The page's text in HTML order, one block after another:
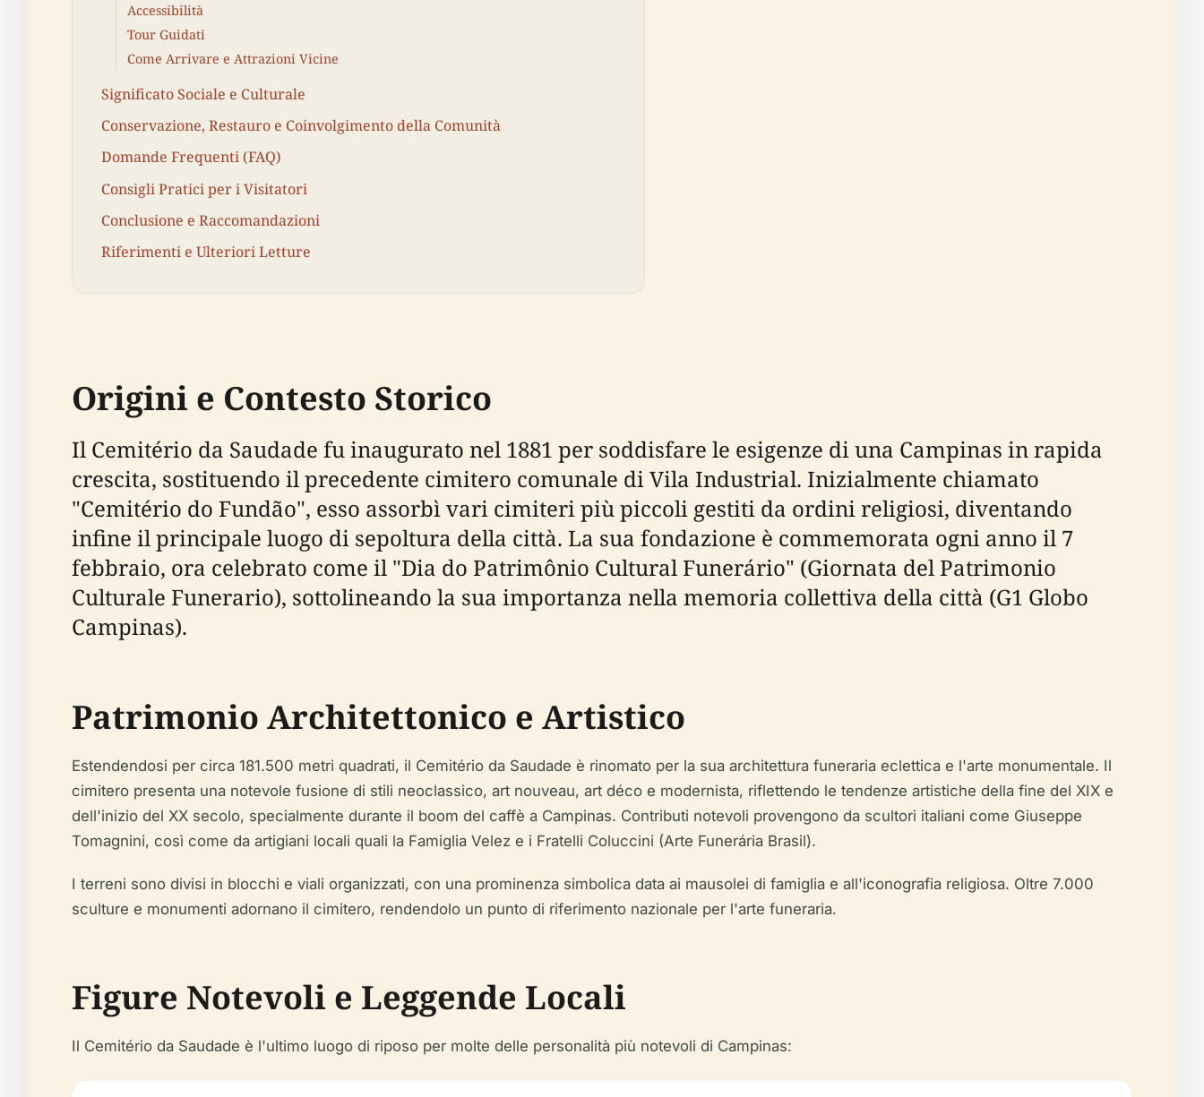
Accessibilità
Tour Guidati
Come Arrivare e Attrazioni Vicine
Significato Sociale e Culturale
Conservazione, Restauro e Coinvolgimento della Comunità
Domande Frequenti (FAQ)
Consigli Pratici per i Visitatori
Conclusione e Raccomandazioni
Riferimenti e Ulteriori Letture
Origini e Contesto Storico
Il Cemitério da Saudade fu inaugurato nel 1881 per soddisfare le esigenze di una Campinas in rapida
crescita, sostituendo il precedente cimitero comunale di Vila Industrial. Inizialmente chiamato
"Cemitério do Fundão", esso assorbì vari cimiteri più piccoli gestiti da ordini religiosi, diventando
infine il principale luogo di sepoltura della città. La sua fondazione è commemorata ogni anno il 7
febbraio, ora celebrato come il "Dia do Patrimônio Cultural Funerário" (Giornata del Patrimonio
Culturale Funerario), sottolineando la sua importanza nella memoria collettiva della città (G1 Globo
Campinas).
Patrimonio Architettonico e Artistico
Estendendosi per circa 181.500 metri quadrati, il Cemitério da Saudade è rinomato per la sua architettura funeraria eclettica e l'arte monumentale. Il
cimitero presenta una notevole fusione di stili neoclassico, art nouveau, art déco e modernista, riflettendo le tendenze artistiche della fine del XIX e
dell'inizio del XX secolo, specialmente durante il boom del caffè a Campinas. Contributi notevoli provengono da scultori italiani come Giuseppe
Tomagnini, così come da artigiani locali quali la Famiglia Velez e i Fratelli Coluccini (Arte Funerária Brasil).
I terreni sono divisi in blocchi e viali organizzati, con una prominenza simbolica data ai mausolei di famiglia e all'iconografia religiosa. Oltre 7.000
sculture e monumenti adornano il cimitero, rendendolo un punto di riferimento nazionale per l'arte funeraria.
Figure Notevoli e Leggende Locali
Il Cemitério da Saudade è l'ultimo luogo di riposo per molte delle personalità più notevoli di Campinas: